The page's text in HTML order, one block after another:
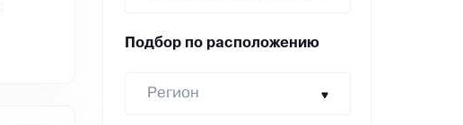
Подбор по расположению
Регион